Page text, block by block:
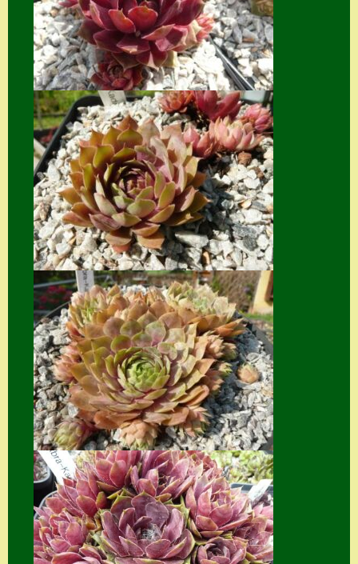
Semps die ich
suche
Semps von A – Z
Shop
Suche
Sue Thomas
Translator
Versand
Versand von
Semps
Warenkorb
Warenkorb
Widerrufsbelehru
ng
Zahlung
Zahlungs- &
Versandinfos
Zubehör
Zubehör